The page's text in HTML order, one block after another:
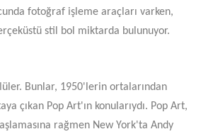
fotoğraf işleme araçları varken,
stil bol miktarda bulunuyor.
Bunlar, 1950'lerin ortalarından
çıkan Pop Art'ın konularıydı. Pop Art,
rağmen New York'ta Andy